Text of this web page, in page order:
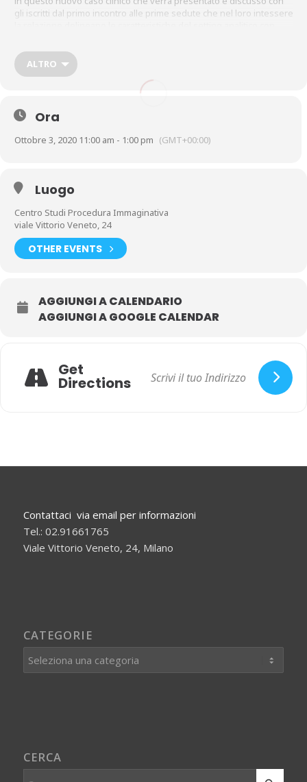
gli iscritti dal primo incontro alle prime sedute che nel loro intessere
Destinatari del corso: Medici, Psicologi, Psichiatri, Counselors e
Psicoterapeuti (anche di diversa formazione) iscritti ai rispettivi albi
professionali, sono ammessi Studenti in Psicologia e Scienze della
ALTRO
Ora
Ottobre 3, 2020 11:00 am - 1:00 pm (GMT+00:00)
Luogo
Centro Studi Procedura Immaginativa
viale Vittorio Veneto, 24
OTHER EVENTS
AGGIUNGI A CALENDARIO
AGGIUNGI A GOOGLE CALENDAR
Get
Directions
Contattaci via email per informazioni
Tel.: 02.91661765
Viale Vittorio Veneto, 24, Milano
CATEGORIE
Categorie
CERCA